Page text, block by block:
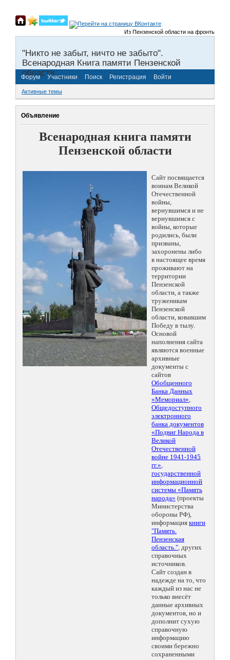
Из Пензенской области на фронты
"Никто не забыт, ничто не забыто".
Всенародная Книга памяти Пензенской
области.
Форум Участники Поиск Регистрация Войти
Активные темы
Объявление
Всенародная книга памяти
Пензенской области
Сайт посвящается
воинам Великой
Отечественной
войны,
вернувшимся и не
вернувшимся с
войны, которые
родились, были
призваны,
захоронены либо
в настоящее время
проживают на
территории
Пензенской
области, а также
труженикам
Пензенской
области, ковавшим
Победу в тылу.
Основой
наполнения сайта
являются военные
архивные
документы с
сайтов
Обобщенного
Банка Данных
«Мемориал»,
Общедоступного
электронного
банка документов
«Подвиг Народа в
Великой
Отечественной
войне 1941-1945
гг.»,
государственной
информационной
системы «Память
народа» (проекты
Министерства
обороны РФ),
информация книги
"Память.
Пензенская
область.", других
справочных
источников.
Сайт создан в
надежде на то, что
каждый из нас не
только внесёт
данные архивных
документов, но и
дополнит сухую
справочную
информацию
своими бережно
сохраненными